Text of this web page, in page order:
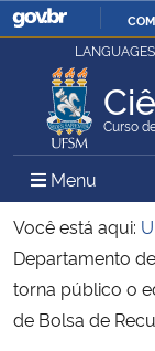
Ministério da Justiça e
Ministério da Defesa
Ministério das
Ministério da Economia
LANGUAGES
Curso
Menu
Você está aqui:
Departamento
torna público o
de Bolsa de